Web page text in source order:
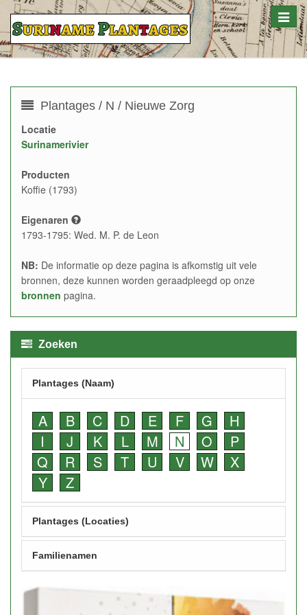
Toggle
Plantages / N / Nieuwe Zorg
Locatie
Surinamerivier
Producten
Koffie (1793)
Eigenaren
1793-1795: Wed. M. P. de Leon
NB: De informatie op deze pagina is afkomstig uit vele
bronnen, deze kunnen worden geraadpleegd op onze
bronnen pagina.
Zoeken
Plantages (Naam)
A B C D E F G
H
I
J K L M N O
P
Q
R S T U V W
X
Y
Z
Plantages (Locaties)
Familienamen